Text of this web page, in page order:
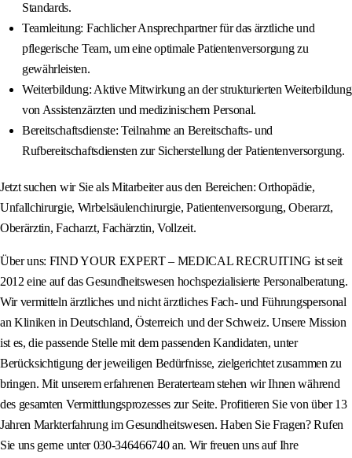
Standards.
Teamleitung: Fachlicher Ansprechpartner für das ärztliche und
pflegerische Team, um eine optimale Patientenversorgung zu
gewährleisten.
Weiterbildung: Aktive Mitwirkung an der strukturierten Weiterbildung
von Assistenzärzten und medizinischem Personal.
Bereitschaftsdienste: Teilnahme an Bereitschafts- und
Rufbereitschaftsdiensten zur Sicherstellung der Patientenversorgung.
Jetzt suchen wir Sie als Mitarbeiter aus den Bereichen: Orthopädie,
Unfallchirurgie, Wirbelsäulenchirurgie, Patientenversorgung, Oberarzt,
Oberärztin, Facharzt, Fachärztin, Vollzeit.
Über uns: FIND YOUR EXPERT – MEDICAL RECRUITING ist seit
2012 eine auf das Gesundheitswesen hochspezialisierte Personalberatung.
Wir vermitteln ärztliches und nicht ärztliches Fach- und Führungspersonal
an Kliniken in Deutschland, Österreich und der Schweiz. Unsere Mission
ist es, die passende Stelle mit dem passenden Kandidaten, unter
Berücksichtigung der jeweiligen Bedürfnisse, zielgerichtet zusammen zu
bringen. Mit unserem erfahrenen Beraterteam stehen wir Ihnen während
des gesamten Vermittlungsprozesses zur Seite. Profitieren Sie von über 13
Jahren Markterfahrung im Gesundheitswesen. Haben Sie Fragen? Rufen
Sie uns gerne unter 030-346466740 an. Wir freuen uns auf Ihre